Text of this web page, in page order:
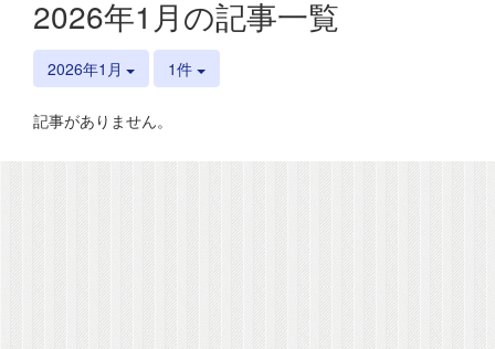
2026年1月の記事一覧
2026年1月 1件
記事がありません。